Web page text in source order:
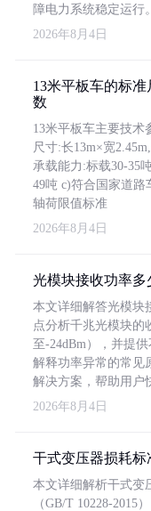
障电力系统稳定运行。
2026年8月4日
13米平板车的标
数
13米平板车主要技术
尺寸:长13m×宽
承载能力:标载30-35
49吨 c)符合国家道路
轴荷限值标准
2026年8月4日
光模块接收功率多
本文详细解答光模块
点分析千兆光模块的
至-24dBm），并提
解释功率异常的常见
解决方案，帮助用户
2026年8月4日
干式变压器损耗
本文详细解析干式变
（GB/T 10228-2015